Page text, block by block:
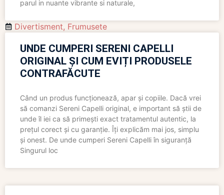
parul in nuante vibrante si naturale,
Divertisment, Frumusete
UNDE CUMPERI SERENI CAPELLI
ORIGINAL ȘI CUM EVIȚI PRODUSELE
CONTRAFĂCUTE
Când un produs funcționează, apar și copiile. Dacă vrei
să comanzi Sereni Capelli original, e important să știi de
unde îl iei ca să primești exact tratamentul autentic, la
prețul corect și cu garanție. Îți explicăm mai jos, simplu
și onest. De unde cumperi Sereni Capelli în siguranță
Singurul loc